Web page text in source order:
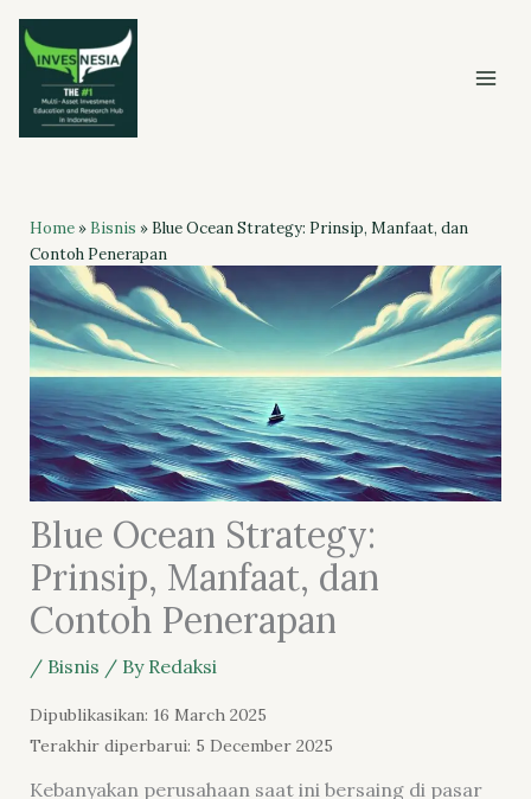
Skip
content
Home» Bisnis » Blue Ocean Strategy: Prinsip, Manfaat, dan
Contoh Penerapan
Blue Ocean Strategy:
Prinsip, Manfaat, dan
Contoh Penerapan
/ Bisnis / By Redaksi
Dipublikasikan: 16 March 2025
Terakhir diperbarui: 5 December 2025
Kebanyakan perusahaan saat ini bersaing di pasar